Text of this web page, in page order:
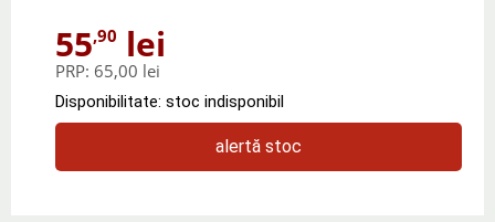
55,90 lei
PRP: 65,00 lei
Disponibilitate: stoc indisponibil
alertă stoc